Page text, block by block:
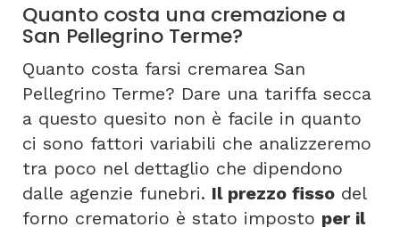
Quanto costa una cremazione a
San Pellegrino Terme?
Quanto costa farsi cremarea San
Pellegrino Terme? Dare una tariffa secca
a questo quesito non è facile in quanto
ci sono fattori variabili che analizzeremo
tra poco nel dettaglio che dipendono
dalle agenzie funebri. Il prezzo fisso del
forno crematorio è stato imposto per il